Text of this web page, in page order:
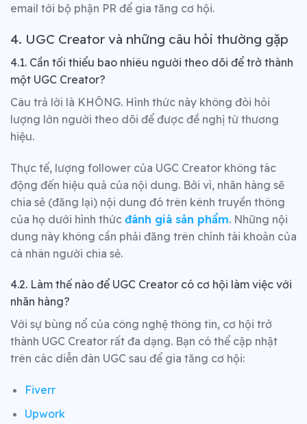
email tới bộ phận PR để gia tăng cơ hội.
4. UGC Creator và những câu hỏi thường gặp
4.1. Cần tối thiểu bao nhiêu người theo dõi để trở thành
một UGC Creator?
Câu trả lời là KHÔNG. Hình thức này không đòi hỏi
lượng lớn người theo dõi để được đề nghị từ thương
hiệu.
Thực tế, lượng follower của UGC Creator không tác
động đến hiệu quả của nội dung. Bởi vì, nhãn hàng sẽ
chia sẻ (đăng lại) nội dung đó trên kênh truyền thông
của họ dưới hình thức đánh giá sản phẩm. Những nội
dung này không cần phải đăng trên chính tài khoản của
cá nhân người chia sẻ.
4.2. Làm thế nào để UGC Creator có cơ hội làm việc với
nhãn hàng?
Với sự bùng nổ của công nghệ thông tin, cơ hội trở
thành UGC Creator rất đa dạng. Bạn có thể cập nhật
trên các diễn đàn UGC sau để gia tăng cơ hội:
Fiverr
Upwork